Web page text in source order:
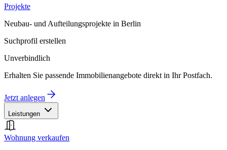
Projekte
Neubau- und Aufteilungsprojekte in Berlin
Suchprofil erstellen
Unverbindlich
Erhalten Sie passende Immobilienangebote direkt in Ihr Postfach.
Jetzt anlegen
Leistungen
Wohnung verkaufen